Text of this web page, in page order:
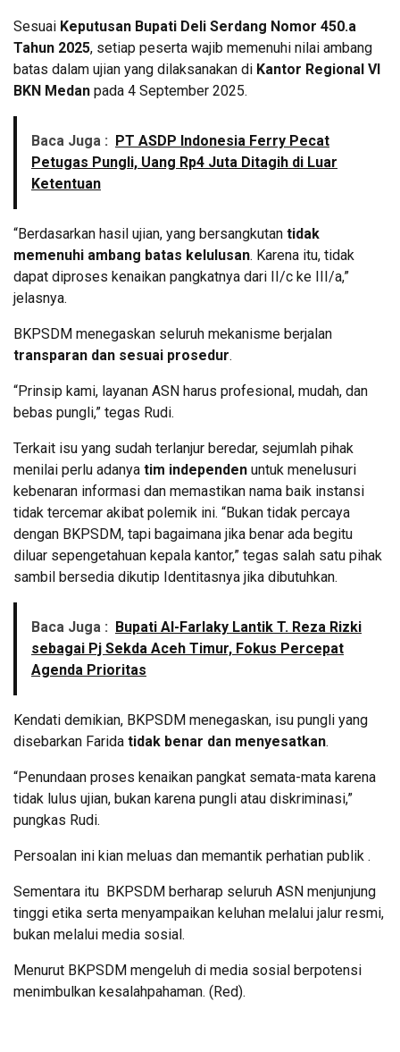
Sesuai Keputusan Bupati Deli Serdang Nomor 450.a
Tahun 2025, setiap peserta wajib memenuhi nilai ambang
batas dalam ujian yang dilaksanakan di Kantor Regional VI
BKN Medan pada 4 September 2025.
Baca Juga : PT ASDP Indonesia Ferry Pecat
Petugas Pungli, Uang Rp4 Juta Ditagih di Luar
Ketentuan
“Berdasarkan hasil ujian, yang bersangkutan tidak
memenuhi ambang batas kelulusan. Karena itu, tidak
dapat diproses kenaikan pangkatnya dari II/c ke III/a,”
jelasnya.
BKPSDM menegaskan seluruh mekanisme berjalan
transparan dan sesuai prosedur.
“Prinsip kami, layanan ASN harus profesional, mudah, dan
bebas pungli,” tegas Rudi.
Terkait isu yang sudah terlanjur beredar, sejumlah pihak
menilai perlu adanya tim independen untuk menelusuri
kebenaran informasi dan memastikan nama baik instansi
tidak tercemar akibat polemik ini. “Bukan tidak percaya
dengan BKPSDM, tapi bagaimana jika benar ada begitu
diluar sepengetahuan kepala kantor,” tegas salah satu pihak
sambil bersedia dikutip Identitasnya jika dibutuhkan.
Baca Juga : Bupati Al-Farlaky Lantik T. Reza Rizki
sebagai Pj Sekda Aceh Timur, Fokus Percepat
Agenda Prioritas
Kendati demikian, BKPSDM menegaskan, isu pungli yang
disebarkan Farida tidak benar dan menyesatkan.
“Penundaan proses kenaikan pangkat semata-mata karena
tidak lulus ujian, bukan karena pungli atau diskriminasi,”
pungkas Rudi.
Persoalan ini kian meluas dan memantik perhatian publik .
Sementara itu BKPSDM berharap seluruh ASN menjunjung
tinggi etika serta menyampaikan keluhan melalui jalur resmi,
bukan melalui media sosial.
Menurut BKPSDM mengeluh di media sosial berpotensi
menimbulkan kesalahpahaman. (Red).